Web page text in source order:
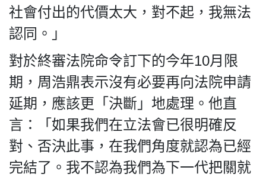
明
©
2018
Majority
For
All
rights
社會付出的代價太大，對不起，我無法
認同。」
對於終審法院命令訂下的今年10月限
期，周浩鼎表示沒有必要再向法院申請
延期，應該更「決斷」地處理。他直
言：「如果我們在立法會已很明確反
對、否決此事，在我們角度就認為已經
完結了。我不認為我們為下一代把關就